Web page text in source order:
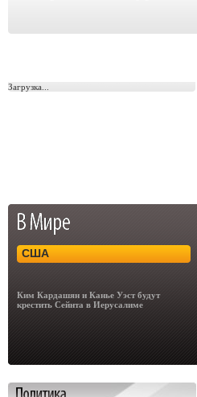
Загрузка...
США
Ким Кардашян и Канье Уэст будут
крестить Сейнта в Иерусалиме